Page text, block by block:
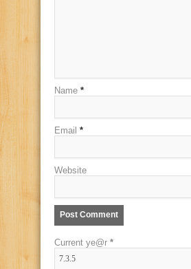
Name *
Email *
Website
Current ye@r *